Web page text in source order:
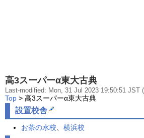
高3スーパーα東大古典
Last-modified: Mon, 31 Jul 2023 19:50:51 JST
Top > 高3スーパーα東大古典
設置校舎
お茶の水校 横浜校